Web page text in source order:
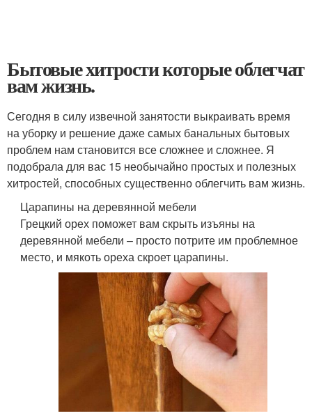
Бытовые хитрости которые облегчат
вам жизнь.
Сегодня в силу извечной занятости выкраивать время
на уборку и решение даже самых банальных бытовых
проблем нам становится все сложнее и сложнее. Я
подобрала для вас 15 необычайно простых и полезных
хитростей, способных существенно облегчить вам жизнь.
Царапины на деревянной мебели
Грецкий орех поможет вам скрыть изъяны на
деревянной мебели – просто потрите им проблемное
место, и мякоть ореха скроет царапины.